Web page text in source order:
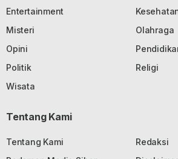
Entertainment
Misteri
Olahraga
Opini
Politik
Religi
Wisata
Tentang Kami
Tentang Kami
Redaksi